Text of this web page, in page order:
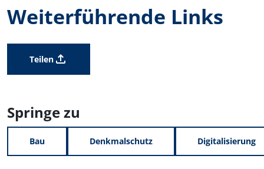
Weiterführende Links
Teilen
Springe zu
Bau Denkmalschutz Digitalisierung